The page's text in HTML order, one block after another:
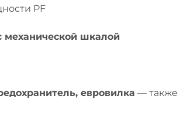
PF
механической шкалой
евровилка — также